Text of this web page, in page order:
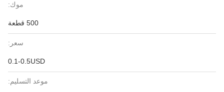
موك:
500 قطعة
سعر:
0.1-0.5USD
موعد التسليم: